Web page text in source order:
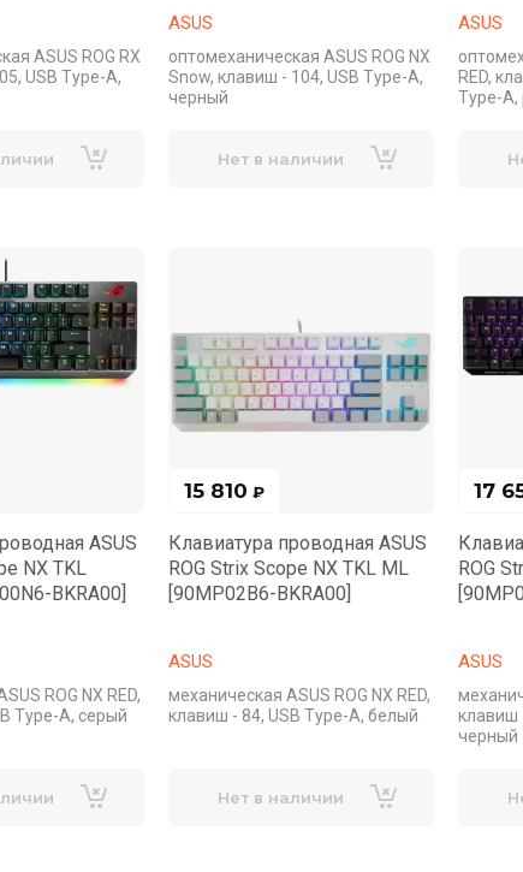
ASUS ROG RX
USB Type-A,
ASUS
оптомеханическая ASUS ROG NX
Snow, клавиш - 104, USB Type-A,
черный
Нет в наличии
ASUS
RED,
Type-A,
ASUS
NX TKL
BKRA00]
ROG NX RED,
Type-A, серый
15 810 ₽
Клавиатура проводная ASUS
ROG Strix Scope NX TKL ML
[90MP02B6-BKRA00]
ASUS
механическая ASUS ROG NX RED,
клавиш - 84, USB Type-A, белый
Нет в наличии
17
ROG
ASUS
клавиш
черный